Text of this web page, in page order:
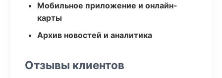
Мобильное приложение и онлайн-
карты
Архив новостей и аналитика
Отзывы клиентов